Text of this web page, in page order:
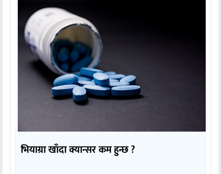
भियाग्रा खाँदा क्यान्सर कम हुन्छ ?